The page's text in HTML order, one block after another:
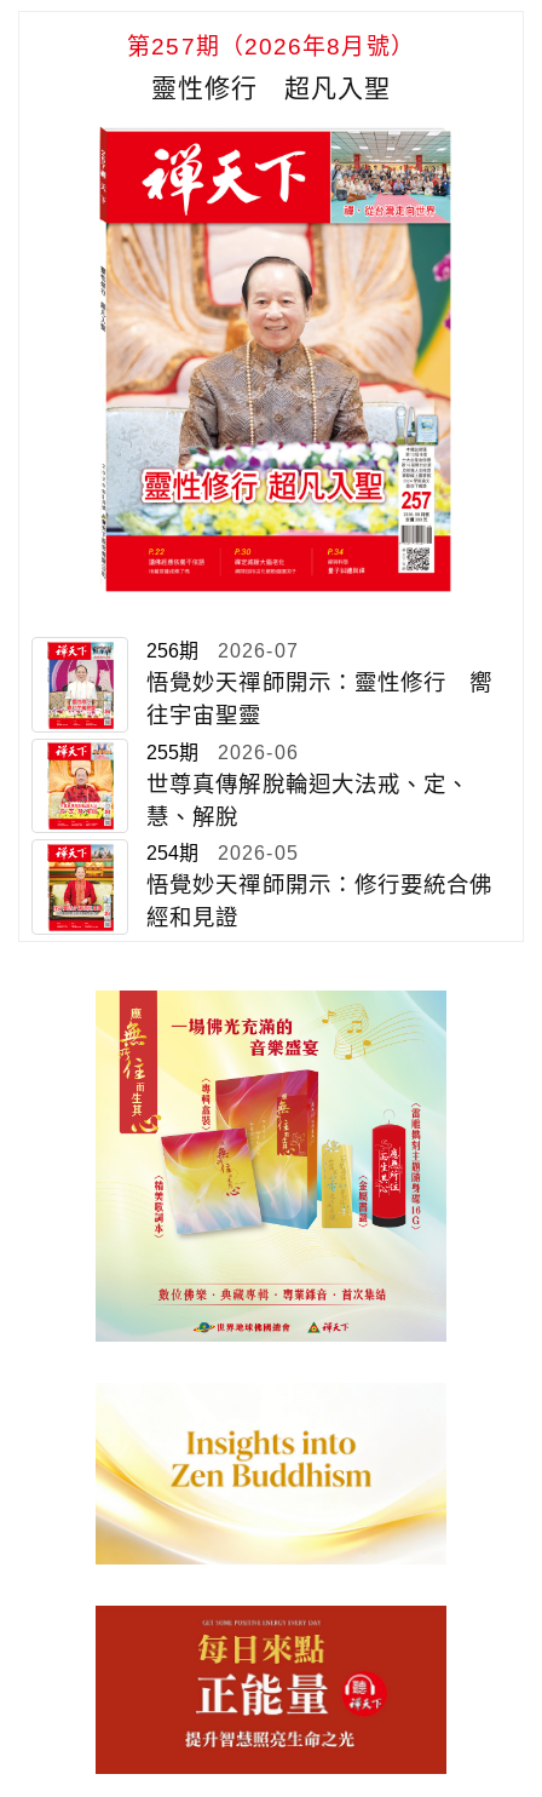
第257期（2026年8月號）
靈性修行 超凡入聖
256期 2026-07
悟覺妙天禪師開示：靈性修行 嚮
往宇宙聖靈
255期 2026-06
世尊真傳解脫輪迴大法戒、定、
慧、解脫
254期 2026-05
悟覺妙天禪師開示：修行要統合佛
經和見證